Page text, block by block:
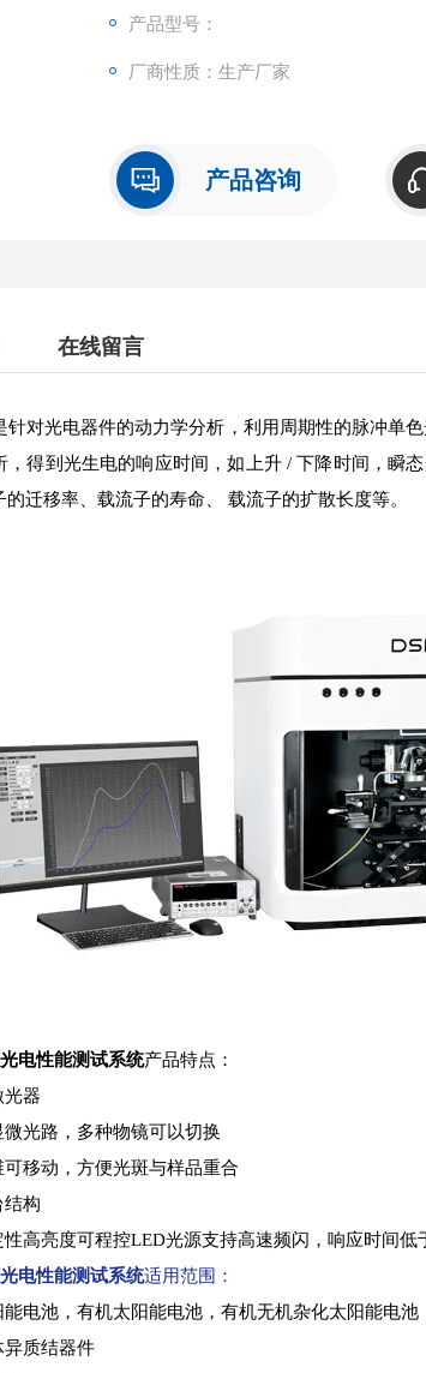
产品型号：
厂商性质：生产厂家
产品咨询
在线留言
针对光电器件的动力学分析，利用周期性的脉冲单
，得到光生电的响应时间，如上升 / 下降时间，瞬
迁移率、载流子的寿命、 载流子的扩散长度等。
电性能测试系统产品特点：
光器
光路，多种物镜可以切换
移动，方便光斑与样品重合
结构
高亮度可程控LED光源支持高速频闪，响应时间低
电性能测试系统适用范围：
电池，有机太阳能电池，有机无机杂化太阳能电
质结器件